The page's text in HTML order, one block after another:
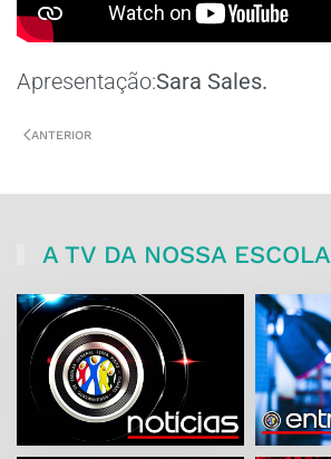
Apresentação:Sara Sales.
ANTERIOR
A TV DA NOSSA ESCOLA